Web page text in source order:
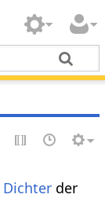
Dichter der